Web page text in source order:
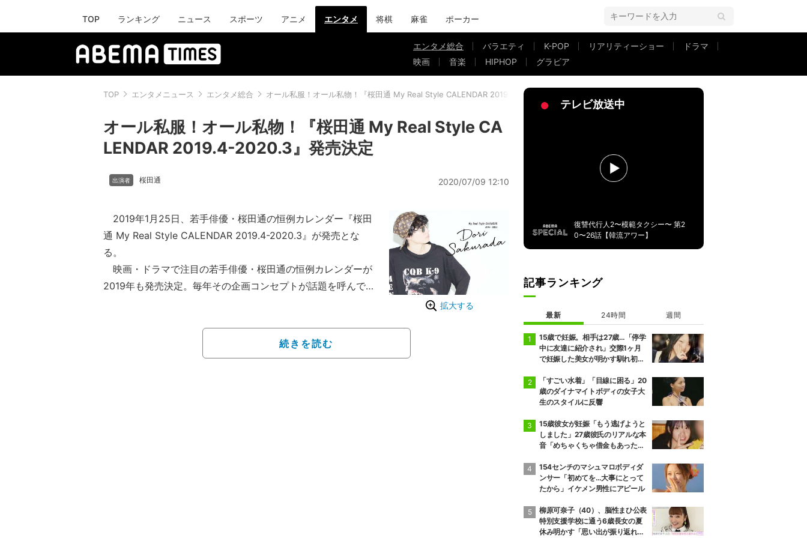
TOP ランキング ニュース スポーツ アニメ エンタメ 将棋 麻雀 ポーカー
エンタメ総合 バラエティ K-POP リアリティーショー
ドラマ
映画
音楽 HIPHOP グラビア
TOP エンタメニュース エンタメ総合 オール私服！オール私物！『桜田通 My Real Style CALENDAR 2019.4-2020.3』発売決定
オール私服！オール私物！『桜田通 My Real Style CA
LENDAR 2019.4-2020.3』発売決定
桜田通 2020/07/09 12:10
拡大する
2019年1月25日、若手俳優・桜田通の恒例カレンダー『桜田
通 My Real Style CALENDAR 2019.4-2020.3』が発売とな
る。
映画・ドラマで注目の若手俳優・桜田通の恒例カレンダーが
2019年も発売決定。毎年その企画コンセプトが話題を呼んでき
様なので、楽しみ方もいろいろ。桜田通の“いつものコーディネ
ート”もたっぷり味わえる。
続きを読む
テレビ放送中
復讐代行人2〜模範タクシー〜 第2
0〜26話【韓流アワー】
記事ランキング
最新 24時間 週間
15歳で妊娠。相手は27歳…「停学
中に友達に紹介され」交際1ヶ月
で妊娠した美女が明かす馴れ初め
絶句
「すごい水着」「目線に困る」20
歳のダイナマイトボディの女子大
生のスタイルに反響
15歳彼女が妊娠「もう逃げようと
しました」27歳彼氏のリアルな本
音「めちゃくちゃ借金もあったの
154センチのマシュマロボディダ
ンサー「初めてを…大事にとって
たから」イケメン男性にアピール
柳原可奈子（40）、脳性まひ公表
特別支援学校に通う6歳長女の夏
休み明かす「思い出が振り返れ